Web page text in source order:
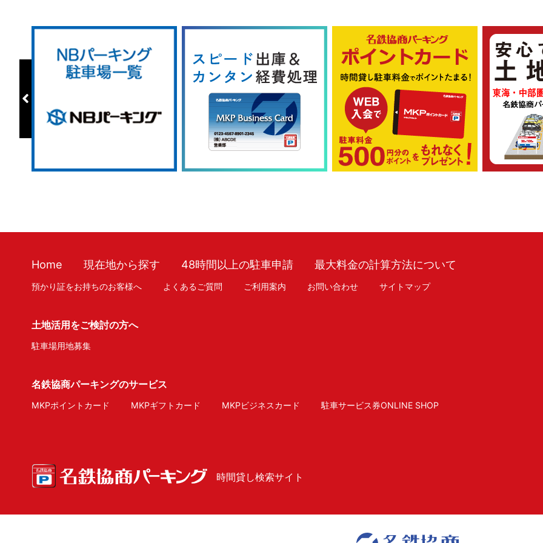
Home 現在地から探す 48時間以上の駐車申請 最大料金の計算方法について
預かり証をお持ちのお客様へ よくあるご質問 ご利用案内 お問い合わせ サイトマップ
土地活用をご検討の方へ
駐車場用地募集
名鉄協商パーキングのサービス
MKPポイントカード MKPギフトカード MKPビジネスカード 駐車サービス券ONLINE SHOP
時間貸し検索サイト